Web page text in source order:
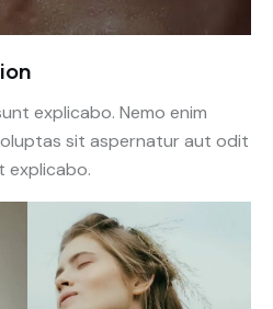
explicabo. Nemo enim
sit aspernatur aut odit
explicabo.